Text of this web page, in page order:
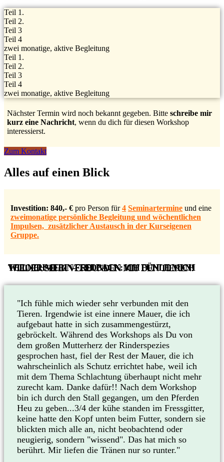
Teil 1.
Teil 2.
Teil 3
Teil 4
zwei monatige, aktive Begleitung
Teil 1.
Teil 2.
Teil 3
Teil 4
zwei monatige, aktive Begleitung
Nächster Termin wird noch bekannt gegeben. Bitte schreibe mir
kurz eine Nachricht, wenn du dich für diesen Workshop
interessierst.
Zum Kontakt
Alles auf einen Blick
Investition: 840,- € pro Person für4 Seminartermine und eine
zweimonatige persönliche Begleitung und wöchentlichen
Impulsen, zusätzlicher Austausch in der Kurseigenen
Gruppe.
TEILNEHMERIN-FEEDBACK: ICH FÜHLE MICH WIEDER SEHR VERBUNDEN MIT DEN TIEREN!
"Ich fühle mich wieder sehr verbunden mit den
Tieren. Irgendwie ist eine innere Mauer, die ich
aufgebaut hatte in sich zusammengestürzt,
gebröckelt. Während des Workshops als Du von
dem großen Mutterherz der Rinderspezies
gesprochen hast, fiel der Rest der Mauer, die ich
wahrscheinlich als Schutz errichtet habe, weil ich
mit dem Thema Schlachtung überhaupt nicht mehr
zurecht kam. Danke dafür!! Nach dem Workshop
bin ich durch den Stall gegangen, um den Pferden
Heu zu geben...3/4 der kühe standen im Fressgitter,
keine hatte den Kopf unten beim Futter, sondern sie
blickten mich alle an, nicht beobachtend oder
neugierig, sondern "wissend". Das hat mich so
berührt. Mir liefen die Tränen nur so runter."